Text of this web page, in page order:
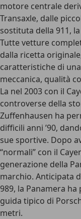
motore centrale
Transaxle, dalle
sostituta della 911, la
Tutte vetture
dalla ricetta
caratteristiche di
meccanica, qualità
La nel 2003 con il
controverse della
Zuffenhausen ha
difficili anni ’90,
sue sportive. Dopo
“normali” con il
generazione della
marchio. Anticipata
989, la Panamera
guida tipico di
metri.